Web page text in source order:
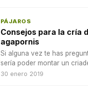
PÁJAROS
Consejos para la cría
agapornis
Si alguna vez te has
sería poder montar un
agapornis o como poder
30 enero 2019